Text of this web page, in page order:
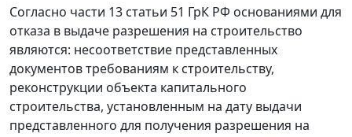
Согласно части 13 статьи 51 ГрК РФ основаниями для
отказа в выдаче разрешения на строительство
являются: несоответствие представленных
документов требованиям к строительству,
реконструкции объекта капитального
строительства, установленным на дату выдачи
представленного для получения разрешения на